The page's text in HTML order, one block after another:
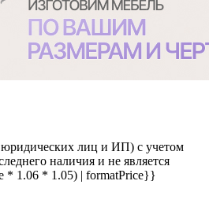
юридических лиц и ИП) с учетом
наличия и не является
* 1.06 * 1.05) | formatPrice}}